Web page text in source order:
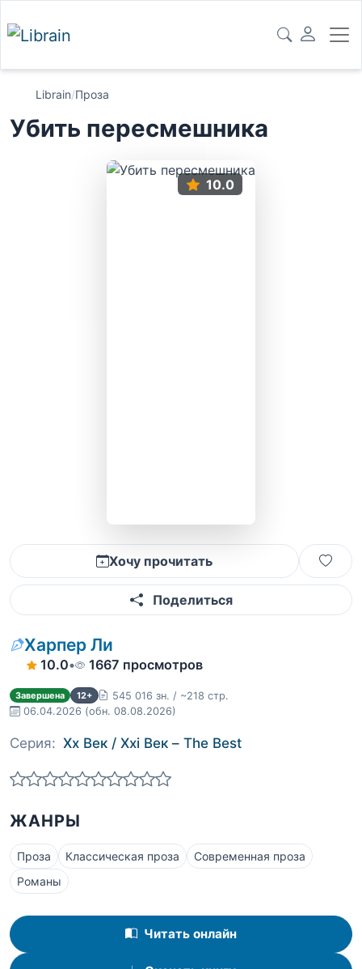
Librain/Проза
Убить пересмешника
10.0
Хочу прочитать
Поделиться
Харпер Ли
10.0• 1667 просмотров
Завершена 12+
545 016 зн. / ~218 стр.
06.04.2026 (обн. 08.08.2026)
Серия: Xx Век / Xxi Век – The Best
ЖАНРЫ
Проза Классическая проза
Современная проза
Романы
Читать онлайн